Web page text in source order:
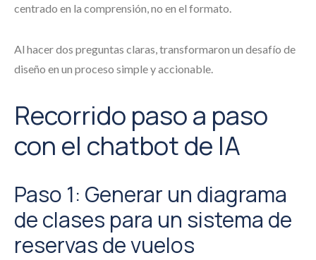
centrado en la comprensión, no en el formato.
Al hacer dos preguntas claras, transformaron un desafío de
diseño en un proceso simple y accionable.
Recorrido paso a paso
con el chatbot de IA
Paso 1: Generar un diagrama
de clases para un sistema de
reservas de vuelos